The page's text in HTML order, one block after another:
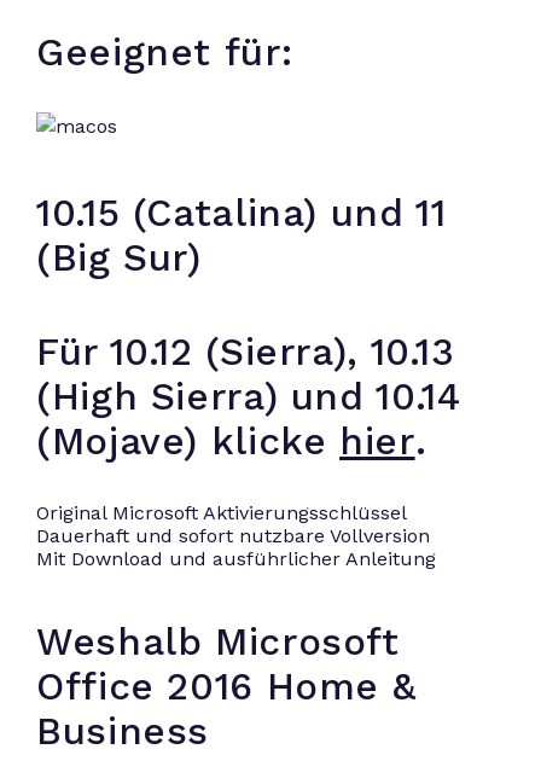
Geeignet für:
10.15 (Catalina) und 11
(Big Sur)
Für 10.12 (Sierra), 10.13
(High Sierra) und 10.14
(Mojave) klicke hier.
Original Microsoft Aktivierungsschlüssel
Dauerhaft und sofort nutzbare Vollversion
Mit Download und ausführlicher Anleitung
Weshalb Microsoft
Office 2016 Home &
Business